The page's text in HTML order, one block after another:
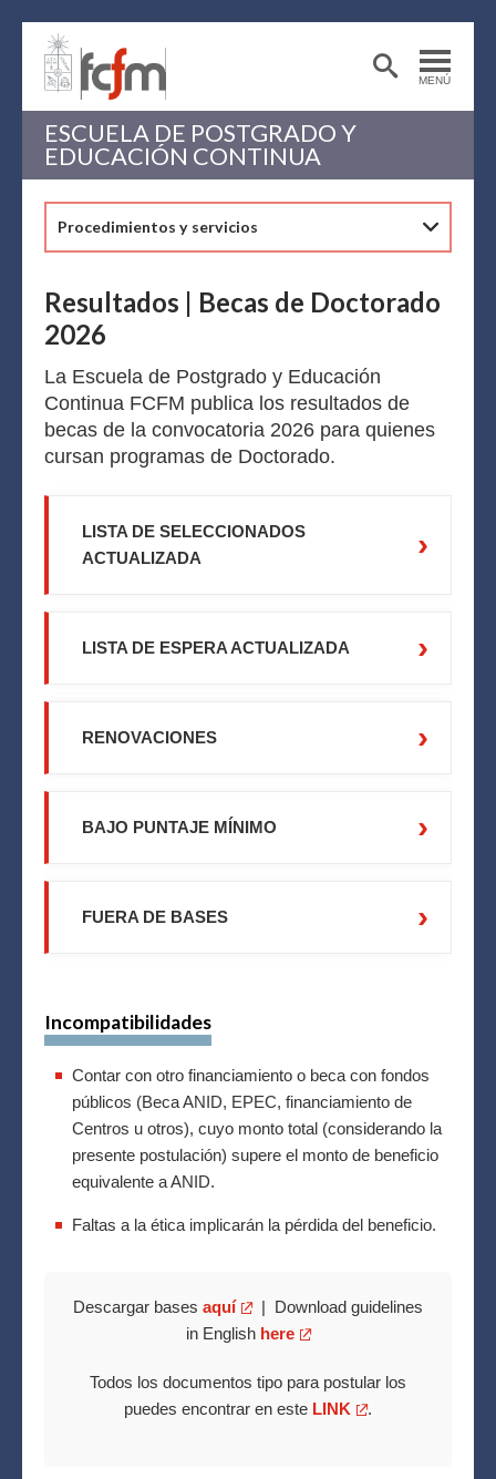
MENÚ
Estudiantes
Académicas/os
Postdoctorantes
ESCUELA DE POSTGRADO Y
EDUCACIÓN CONTINUA
Procedimientos y servicios
Resultados | Becas de Doctorado
2026
La Escuela de Postgrado y Educación
Continua FCFM publica los resultados de
becas de la convocatoria 2026 para quienes
cursan programas de Doctorado.
LISTA DE SELECCIONADOS
ACTUALIZADA
LISTA DE ESPERA ACTUALIZADA
RENOVACIONES
BAJO PUNTAJE MÍNIMO
FUERA DE BASES
Incompatibilidades
Contar con otro financiamiento o beca con fondos
públicos (Beca ANID, EPEC, financiamiento de
Centros u otros), cuyo monto total (considerando la
presente postulación) supere el monto de beneficio
equivalente a ANID.
Faltas a la ética implicarán la pérdida del beneficio.
Descargar bases aquí
| Download guidelines
in English here
Todos los documentos tipo para postular los
puedes encontrar en este LINK .